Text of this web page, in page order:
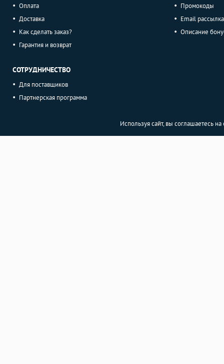
Оплата
Доставка
Как сделать заказ?
Гарантия и возврат
СОТРУДНИЧЕСТВО
Для поставщиков
Партнерская программа
Промокоды
Email рассылка
Описание
Используя сайт, вы соглашаетесь